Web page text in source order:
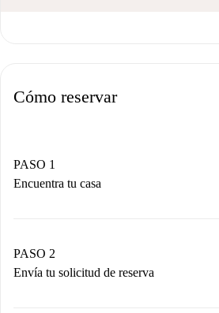
Cómo reservar
PASO 1
Encuentra tu casa
Tienes toda la información
PASO 2
Envía tu solicitud de reserva